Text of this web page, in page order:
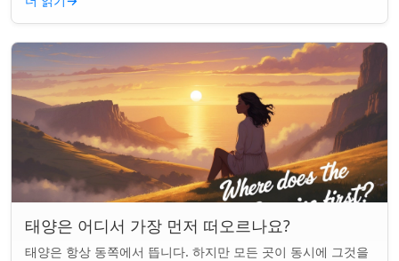
태양은 어디서 가장 먼저 떠오르나요?
태양은 항상 동쪽에서 뜹니다. 하지만 모든 곳이 동시에 그것을